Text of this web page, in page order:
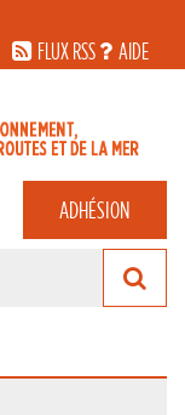
FLUX RSS
AIDE
ADHÉSION